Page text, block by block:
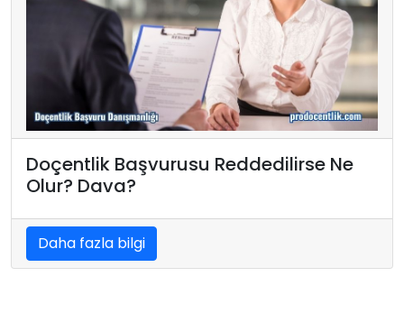
Doçentlik Başvurusu Reddedilirse Ne
Olur? Dava?
Daha fazla bilgi